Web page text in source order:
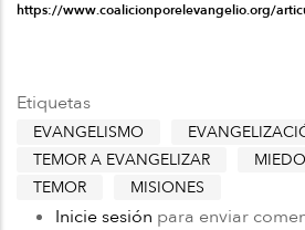
https://www.coalicionporelevangelio.org/
Etiquetas
EVANGELISMO
TEMOR A EVANGELIZAR
TEMOR
MISIONES
Inicie sesión para enviar